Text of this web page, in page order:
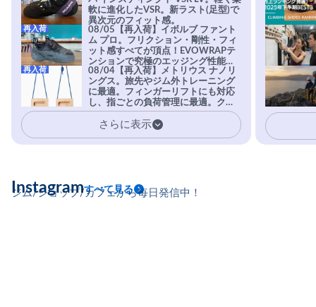
軟に進化したVSR。新ラスト(足型)で
異次元のフィット感。
08/05【再入荷】イボルブ ファント
ム プロ。フリクション・剛性・フィ
ット感すべてが頂点！EVOWRAPテ
ンションで究極のエッジング性能を
実現。進化系ラバーEvo-74はTRAX
を凌駕する粘着力で極小ホールドに
安心感。
再入荷
08/04【再入荷】メトリウス ナノリ
ングス。旅先やジム外トレーニング
に最適。フィンガーリフトにも対応
し、指ごとの負荷管理に最適。クラ
イマーの指を本気で鍛えるギア。
再入荷
さらに表示
ジム/ショップ/カフェから毎日発信中！
Instagramすべて見る